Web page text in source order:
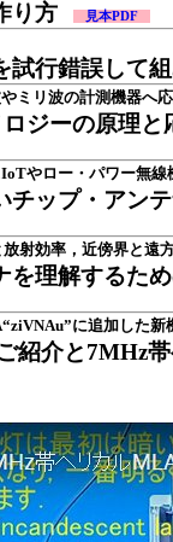
り方 見本PDF
試行錯誤して
ミリ波の計測機器へ
ジーの原理と
やロー・パワー無
チップ・アン
射効率，近傍界と遠
を理解するた
に追加した
紹介と7MHz